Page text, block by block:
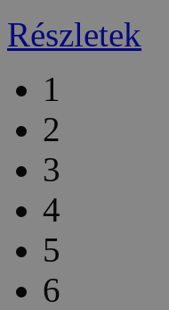
Részletek
1
2
3
4
5
6